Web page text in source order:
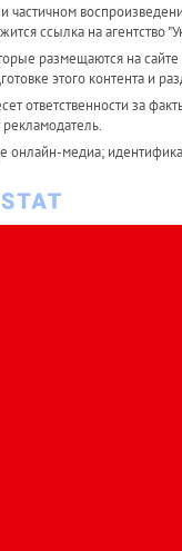
частичном
ссылка на агентство
размещаются на
этого контента и
ответственности за
онлайн-медиа;